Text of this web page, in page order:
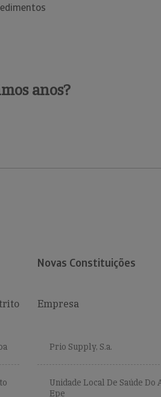
anos?
Novas Constituições
Empresa
Prio Supply, S.a.
Unidade Local De Saúde Do
Epe